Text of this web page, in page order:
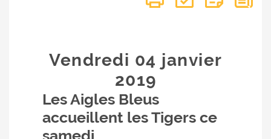
Vendredi 04 janvier
2019
Les Aigles Bleus
accueillent les Tigers ce
samedi